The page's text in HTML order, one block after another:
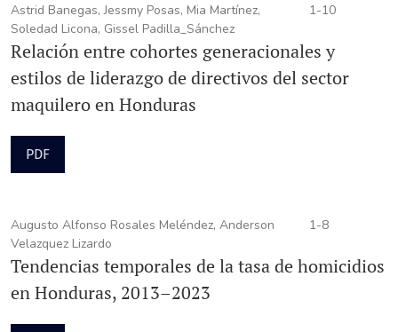
Astrid Banegas, Jessmy Posas, Mia Martínez,
Soledad Licona, Gissel Padilla_Sánchez
1-10
Relación entre cohortes generacionales y
estilos de liderazgo de directivos del sector
maquilero en Honduras
PDF
Augusto Alfonso Rosales Meléndez, Anderson
Velazquez Lizardo
1-8
Tendencias temporales de la tasa de homicidios
en Honduras, 2013–2023